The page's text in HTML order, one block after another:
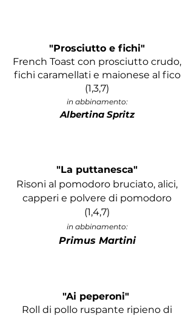
"Prosciutto e fichi"
French Toast con prosciutto crudo,
fichi caramellati e maionese al fico
(1,3,7)
in abbinamento:
Albertina Spritz
"La puttanesca"
Risoni al pomodoro bruciato, alici,
capperi e polvere di pomodoro
(1,4,7)
in abbinamento:
Primus Martini
"Ai peperoni"
Roll di pollo ruspante ripieno di